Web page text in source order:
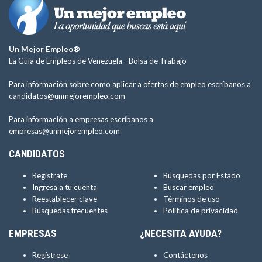
Un Mejor Empleo®
La Guía de Empleos de Venezuela - Bolsa de Trabajo
Para información sobre como aplicar a ofertas de empleo escríbanos a
candidatos@unmejorempleo.com
Para información a empresas escríbanos a
empresas@unmejorempleo.com
CANDIDATOS
Regístrate
Ingresa a tu cuenta
Reestablecer clave
Búsquedas frecuentes
Búsquedas por Estado
Buscar empleo
Términos de uso
Política de privacidad
EMPRESAS
Regístrese
¿NECESITA AYUDA?
Contáctenos